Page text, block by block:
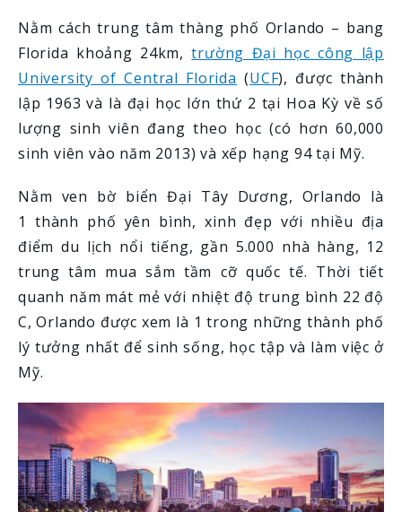
Nằm cách trung tâm thàng phố Orlando – bang
Florida khoảng 24km,trường Đại học công lập
University of Central Florida (UCF), được thành
lập 1963 và là đại học lớn thứ 2 tại Hoa Kỳ về số
lượng sinh viên đang theo học (có hơn 60,000
sinh viên vào năm 2013) và xếp hạng 94 tại Mỹ.
Nằm ven bờ biển Đại Tây Dương, Orlando là
1 thành phố yên bình, xinh đẹp với nhiều địa
điểm du lịch nổi tiếng, gần 5.000 nhà hàng, 12
trung tâm mua sắm tầm cỡ quốc tế. Thời tiết
quanh năm mát mẻ với nhiệt độ trung bình 22 độ
C, Orlando được xem là 1 trong những thành phố
lý tưởng nhất để sinh sống, học tập và làm việc ở
Mỹ.